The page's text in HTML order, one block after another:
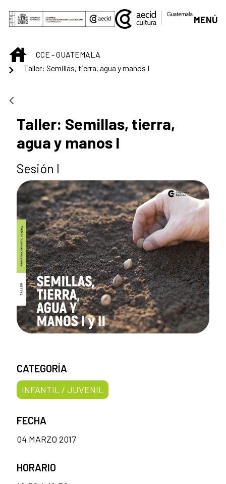
Saltar al contenido principal
MENÚ
INICIOCCE - GUATEMALA
Taller: Semillas, tierra, agua y manos I
Taller: Semillas, tierra,
agua y manos I
Sesión I
CATEGORÍA
INFANTIL / JUVENIL
FECHA
04 MARZO 2017
HORARIO